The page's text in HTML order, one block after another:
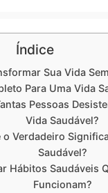
Índice
Sua Vida
Para Uma Vida
Pessoas
Vida Saudável?
o Verdadeiro
Saudável?
Hábitos Saudáveis
Funcionam?